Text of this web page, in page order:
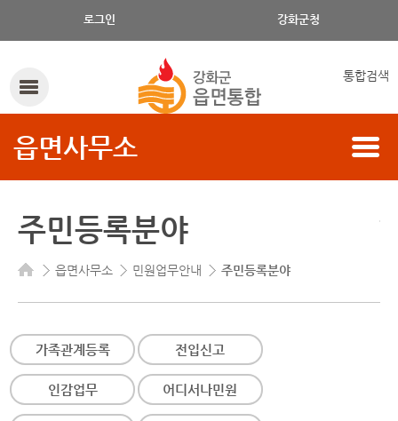
로그인 강화군청
통합검색
읍면사무소
주민등록분야
읍면사무소 민원업무안내 주민등록분야
가족관계등록 전입신고
인감업무 어디서나민원